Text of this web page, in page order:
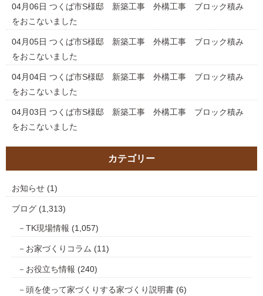
04月06日 つくば市S様邸 新築工事 外構工事 ブロック積み
をおこないました
04月05日 つくば市S様邸 新築工事 外構工事 ブロック積み
をおこないました
04月04日 つくば市S様邸 新築工事 外構工事 ブロック積み
をおこないました
04月03日 つくば市S様邸 新築工事 外構工事 ブロック積み
をおこないました
カテゴリー
お知らせ (1)
ブログ (1,313)
TK現場情報 (1,057)
お家づくりコラム (11)
お役立ち情報 (240)
頭を使って家づくりする家づくり説明書 (6)